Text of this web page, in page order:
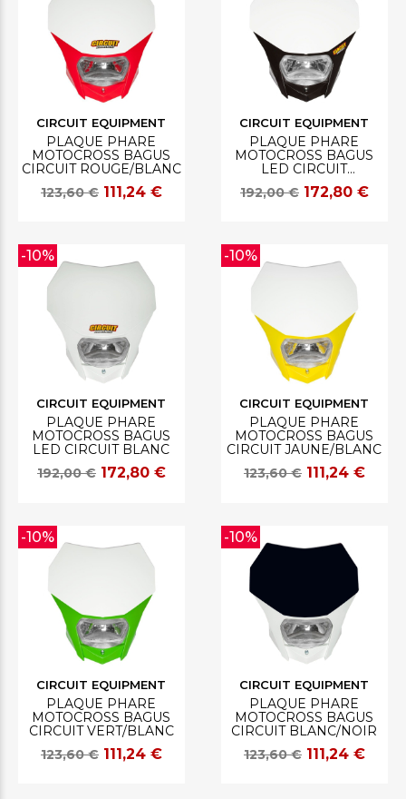
CIRCUIT EQUIPMENT
PLAQUE PHARE
MOTOCROSS BAGUS
CIRCUIT ROUGE/BLANC
123,60 € 111,24 €
CIRCUIT EQUIPMENT
PLAQUE PHARE
MOTOCROSS BAGUS
LED CIRCUIT
NOIR/BLANC
192,00 € 172,80 €
CIRCUIT EQUIPMENT
PLAQUE PHARE
MOTOCROSS BAGUS
LED CIRCUIT BLANC
192,00 € 172,80 €
-10%
CIRCUIT EQUIPMENT
PLAQUE PHARE
MOTOCROSS BAGUS
CIRCUIT JAUNE/BLANC
123,60 € 111,24 €
-10%
CIRCUIT EQUIPMENT
PLAQUE PHARE
MOTOCROSS BAGUS
CIRCUIT VERT/BLANC
123,60 € 111,24 €
-10%
CIRCUIT EQUIPMENT
PLAQUE PHARE
MOTOCROSS BAGUS
CIRCUIT BLANC/NOIR
123,60 € 111,24 €
-10%